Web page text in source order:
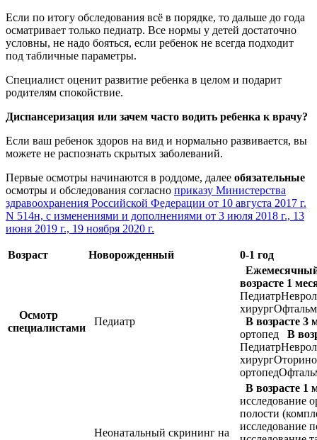
Если по итогу обследования всё в порядке, то дальше до года
осматривает только педиатр. Все нормы у детей достаточно
условны, не надо бояться, если ребенок не всегда подходит
под табличные параметры.
Специалист оценит развитие ребенка в целом и подарит
родителям спокойствие.
Диспансеризация или зачем часто водить ребенка к врачу?
Если ваш ребенок здоров на вид и нормально развивается, вы
можете не распознать скрытых заболеваний.
Первые осмотры начинаются в роддоме, далее обязательные
осмотры и обследования согласно приказу Министерства
здравоохранения Российской Федерации от 10 августа 2017 г.
N 514н, с изменениями и дополнениями от 3 июля 2018 г., 13
июня 2019 г., 19 ноября 2020 г.
Возраст Новорожденный 0-1 год
Осмотр
специалистами
Педиатр
возрасте 1
В возрасте 3
ортопед В
Неонатальный скрининг на
В возрасте 1
исследование
полости
исследование